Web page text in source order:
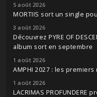
5 août 2026
MORTIIS sort un single
3 août 2026
Découvrez PYRE OF
album sort en septembre
1 août 2026
AMPHI 2027 : les premiers
1 août 2026
LACRIMAS